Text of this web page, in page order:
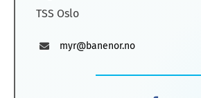
TSS Oslo
myr@banenor.no